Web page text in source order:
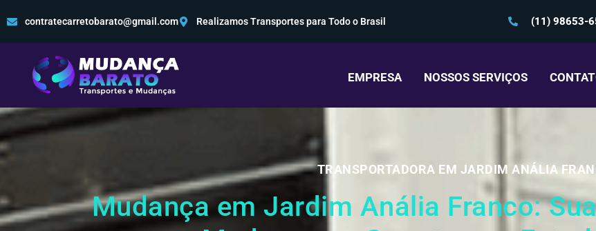
contratecarretobarato@gmail.com Realizamos Transportes para Todo o Brasil (11) 98653-
EMPRESA NOSSOS SERVIÇOS
TRANSPORTADORA EM JARDIM ANÁLIA
Mudança em Jardim Anália Franco: